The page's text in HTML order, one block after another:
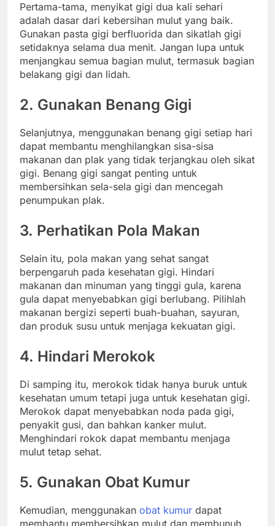
Pertama-tama, menyikat gigi dua kali sehari
adalah dasar dari kebersihan mulut yang baik.
Gunakan pasta gigi berfluorida dan sikatlah gigi
setidaknya selama dua menit. Jangan lupa untuk
menjangkau semua bagian mulut, termasuk bagian
belakang gigi dan lidah.
2. Gunakan Benang Gigi
Selanjutnya, menggunakan benang gigi setiap hari
dapat membantu menghilangkan sisa-sisa
makanan dan plak yang tidak terjangkau oleh sikat
gigi. Benang gigi sangat penting untuk
membersihkan sela-sela gigi dan mencegah
penumpukan plak.
3. Perhatikan Pola Makan
Selain itu, pola makan yang sehat sangat
berpengaruh pada kesehatan gigi. Hindari
makanan dan minuman yang tinggi gula, karena
gula dapat menyebabkan gigi berlubang. Pilihlah
makanan bergizi seperti buah-buahan, sayuran,
dan produk susu untuk menjaga kekuatan gigi.
4. Hindari Merokok
Di samping itu, merokok tidak hanya buruk untuk
kesehatan umum tetapi juga untuk kesehatan gigi.
Merokok dapat menyebabkan noda pada gigi,
penyakit gusi, dan bahkan kanker mulut.
Menghindari rokok dapat membantu menjaga
mulut tetap sehat.
5. Gunakan Obat Kumur
Kemudian, menggunakan obat kumur dapat